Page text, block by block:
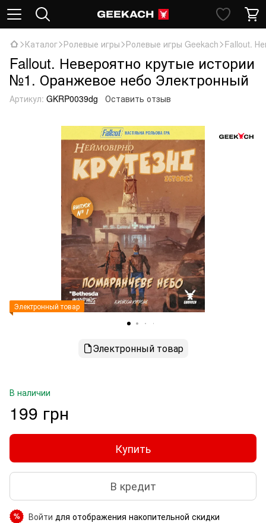
Каталог Ролевые игры Ролевые игры Geekach Fallout.
Fallout. Невероятно крутые истории
№1. Оранжевое небо Электронный
Артикул: GKRP0039dg Оставить отзыв
Электронный товар
Электронный товар
В наличии
199 грн
Купить
В кредит
% Войти для отображения накопительной скидки